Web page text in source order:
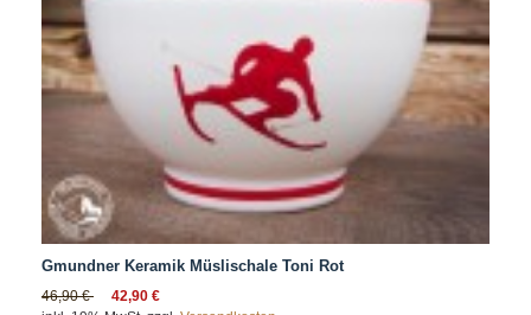
Gmundner Keramik Müslischale Toni Rot
46,90 €
42,90 €